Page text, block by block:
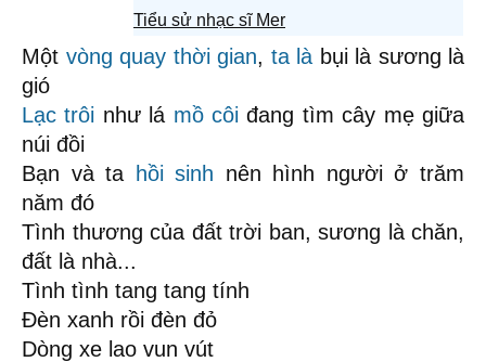
Tiểu sử nhạc sĩ Mer
Một vòng quay thời gian, ta là bụi là sương là
gió
Lạc trôi như lá mồ côi đang tìm cây mẹ giữa
núi đồi
Bạn và ta
hồi sinh nên hình người ở trăm
năm đó
Tình thương của đất trời ban, sương là chăn,
đất là nhà...
Tình tình tang tang tính
Đèn xanh rồi đèn đỏ
Dòng xe lao vun vút